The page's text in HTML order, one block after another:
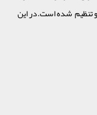
تنظیم شده است.در این